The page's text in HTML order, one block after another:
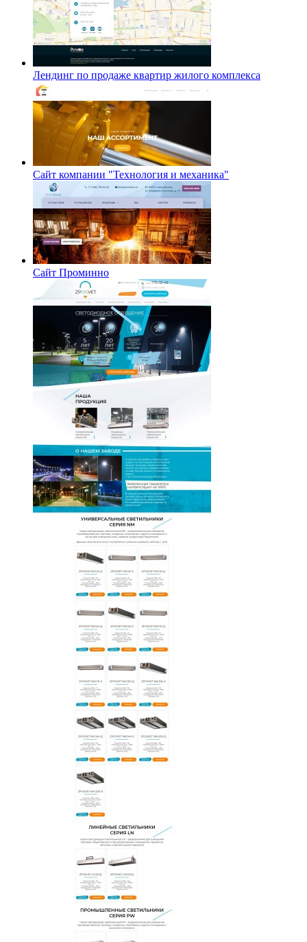
Лендинг по продаже квартир жилого комплекса
Сайт компании "Технология и механика"
Сайт Проминно